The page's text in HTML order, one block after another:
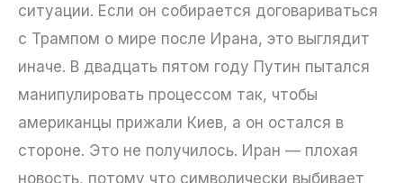
ситуации. Если он собирается договариваться
с Трампом о мире после Ирана, это выглядит
иначе. В двадцать пятом году Путин пытался
манипулировать процессом так, чтобы
американцы прижали Киев, а он остался в
стороне. Это не получилось. Иран — плохая
новость, потому что символически выбивает